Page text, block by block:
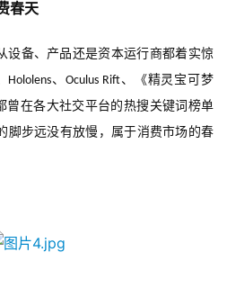
春天
设备、产品还是资本运行商都着实惊
Hololens、Oculus Rift、《精灵宝可梦
在各大社交平台的热搜关键词榜单
脚步远没有放慢，属于消费市场的春